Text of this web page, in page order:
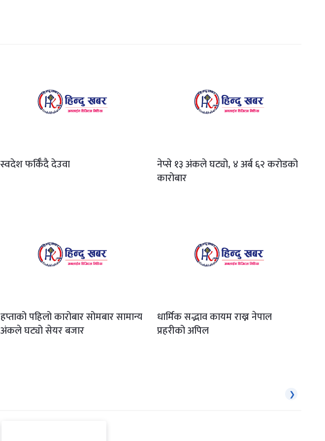
स्वदेश फर्किँदै देउवा
नेप्से १३ अंकले घट्यो, ४ अर्ब ६२ करोडको
कारोबार
हप्ताको पहिलो कारोबार सोमबार सामान्य
अंकले घट्यो सेयर बजार
धार्मिक सद्भाव कायम राख्न नेपाल
प्रहरीको अपिल
❯